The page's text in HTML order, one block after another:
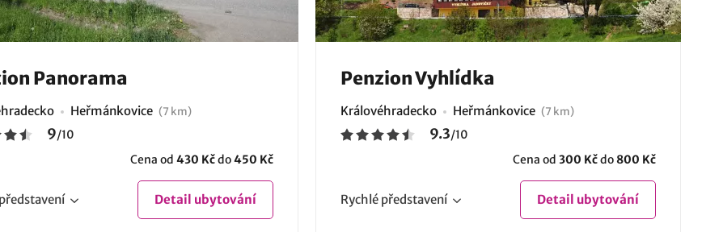
Panorama
Heřmánkovice (7 km)
9/10
Cena od 430 Kčdo450 Kč
představení Detail ubytování
Penzion Vyhlídka
Královéhradecko Heřmánkovice (7 km)
9.3/10
Cena od 300 Kčdo 800 Kč
Rychlé představení Detail ubytování